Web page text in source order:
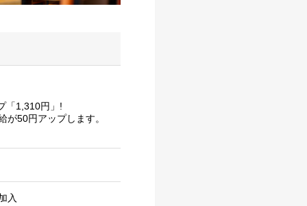
「1,310円」!
50円アップします。
入